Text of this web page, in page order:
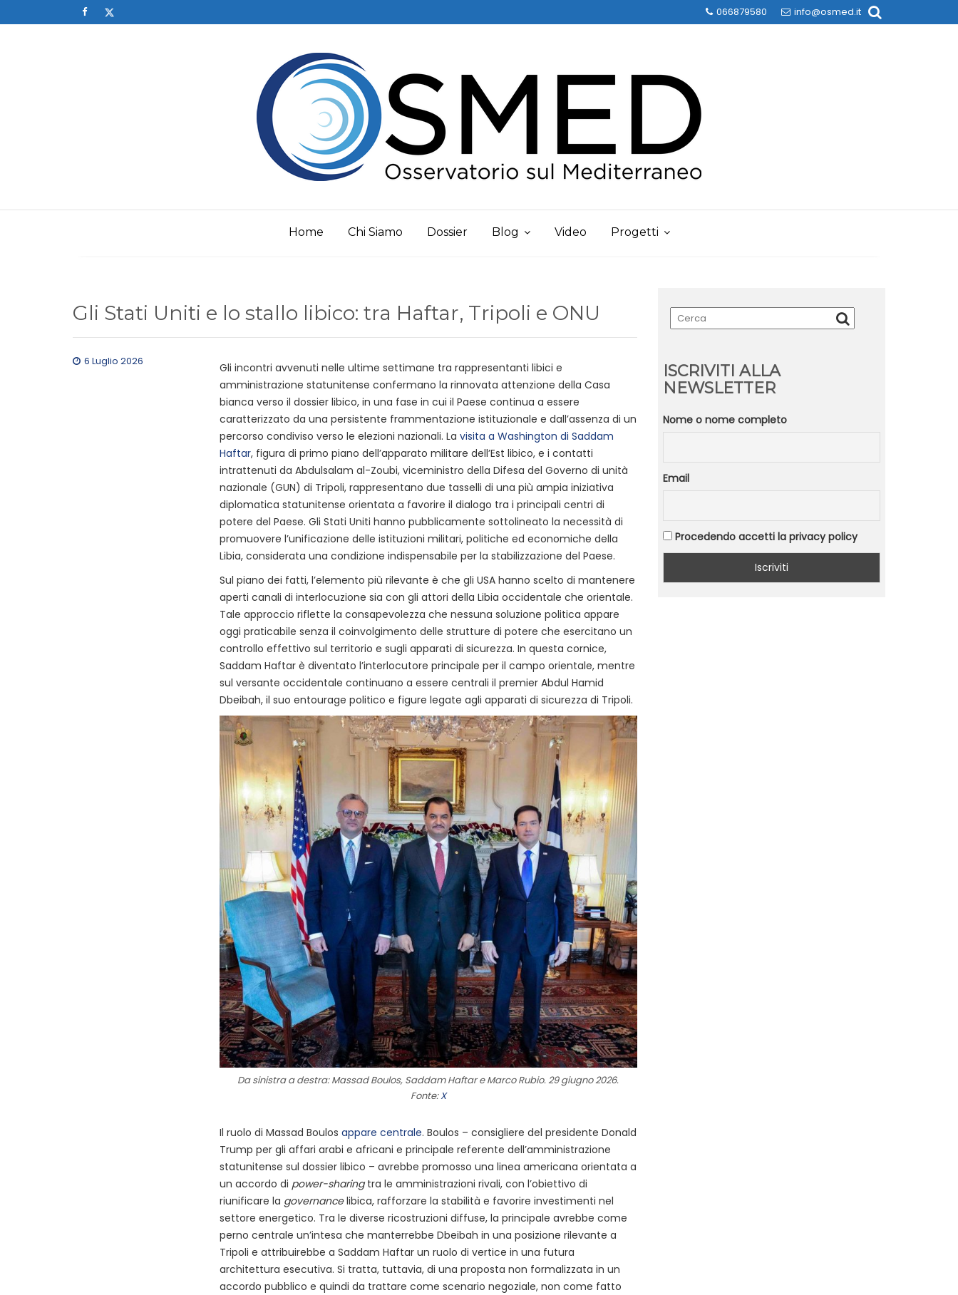
to
066879580 info@osmed.it
Home Chi Siamo Dossier Blog Video Progetti
Gli Stati Uniti e lo stallo libico: tra Haftar, Tripoli e ONU
Gli incontri avvenuti nelle ultime settimane tra rappresentanti libici e
amministrazione statunitense confermano la rinnovata attenzione della Casa
bianca verso il dossier libico, in una fase in cui il Paese continua a essere
caratterizzato da una persistente frammentazione istituzionale e dall’assenza di un
percorso condiviso verso le elezioni nazionali. La visita a Washington di Saddam
Haftar, figura di primo piano dell’apparato militare dell’Est libico, e i contatti
intrattenuti da Abdulsalam al-Zoubi, viceministro della Difesa del Governo di unità
nazionale (GUN) di Tripoli, rappresentano due tasselli di una più ampia iniziativa
diplomatica statunitense orientata a favorire il dialogo tra i principali centri di
potere del Paese. Gli Stati Uniti hanno pubblicamente sottolineato la necessità di
promuovere l’unificazione delle istituzioni militari, politiche ed economiche della
Libia, considerata una condizione indispensabile per la stabilizzazione del Paese.
Sul piano dei fatti, l’elemento più rilevante è che gli USA hanno scelto di mantenere
aperti canali di interlocuzione sia con gli attori della Libia occidentale che orientale.
Tale approccio riflette la consapevolezza che nessuna soluzione politica appare
oggi praticabile senza il coinvolgimento delle strutture di potere che esercitano un
controllo effettivo sul territorio e sugli apparati di sicurezza. In questa cornice,
Saddam Haftar è diventato l’interlocutore principale per il campo orientale, mentre
sul versante occidentale continuano a essere centrali il premier Abdul Hamid
Dbeibah, il suo entourage politico e figure legate agli apparati di sicurezza di Tripoli.
Da sinistra a destra: Massad Boulos, Saddam Haftar e Marco Rubio. 29 giugno 2026.
Fonte:X
Il ruolo di Massad Boulos appare centrale. Boulos – consigliere del presidente Donald
Trump per gli affari arabi e africani e principale referente dell’amministrazione
statunitense sul dossier libico – avrebbe promosso una linea americana orientata a
un accordo di power-sharingtra le amministrazioni rivali, con l’obiettivo di
riunificare la governancelibica, rafforzare la stabilità e favorire investimenti nel
settore energetico. Tra le diverse ricostruzioni diffuse, la principale avrebbe come
perno centrale un’intesa che manterrebbe Dbeibah in una posizione rilevante a
Tripoli e attribuirebbe a Saddam Haftar un ruolo di vertice in una futura
architettura esecutiva. Si tratta, tuttavia, di una proposta non formalizzata in un
accordo pubblico e quindi da trattare come scenario negoziale, non come fatto
6 Luglio 2026
ISCRIVITI ALLA
NEWSLETTER
Nome o nome completo
Email
Procedendo accetti la privacy policy